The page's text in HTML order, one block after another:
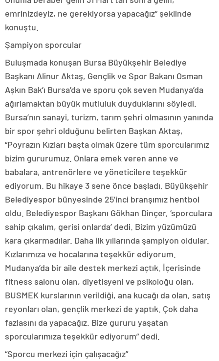
emrinizdeyiz, ne gerekiyorsa yapacağız” şeklinde
konuştu.
Şampiyon sporcular
Buluşmada konuşan Bursa Büyükşehir Belediye
Başkanı Alinur Aktaş, Gençlik ve Spor Bakanı Osman
Aşkın Bak’ı Bursa’da ve sporu çok seven Mudanya’da
ağırlamaktan büyük mutluluk duyduklarını söyledi.
Bursa’nın sanayi, turizm, tarım şehri olmasının yanında
bir spor şehri olduğunu belirten Başkan Aktaş,
“Poyrazın Kızları başta olmak üzere tüm sporcularımız
bizim gururumuz. Onlara emek veren anne ve
babalara, antrenörlere ve yöneticilere teşekkür
ediyorum. Bu hikaye 3 sene önce başladı. Büyükşehir
Belediyespor bünyesinde 25’inci branşımız hentbol
oldu. Belediyespor Başkanı Gökhan Dinçer, ‘sporculara
sahip çıkalım, gerisi onlarda’ dedi. Bizim yüzümüzü
kara çıkarmadılar. Daha ilk yıllarında şampiyon oldular.
Kızlarımıza ve hocalarına teşekkür ediyorum.
Mudanya’da bir aile destek merkezi açtık. İçerisinde
fitness salonu olan, diyetisyeni ve psikoloğu olan,
BUSMEK kurslarının verildiği, ana kucağı da olan, satış
reyonları olan, gençlik merkezi de yaptık. Çok daha
fazlasını da yapacağız. Bize gururu yaşatan
sporcularımıza teşekkür ediyorum” dedi.
“Sporcu merkezi için çalışacağız”